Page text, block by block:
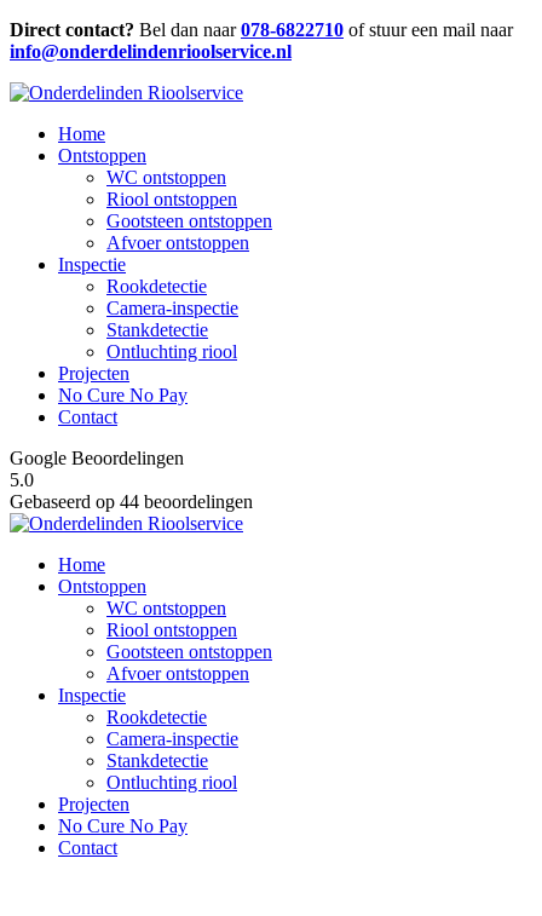
Direct contact? Bel dan naar078-6822710 of stuur een mail naar
info@onderdelindenrioolservice.nl
Home
Ontstoppen
WC ontstoppen
Riool ontstoppen
Gootsteen ontstoppen
Afvoer ontstoppen
Inspectie
Rookdetectie
Camera-inspectie
Stankdetectie
Ontluchting riool
Projecten
No Cure No Pay
Contact
Google Beoordelingen
5.0
Gebaseerd op 44 beoordelingen
Home
Ontstoppen
WC ontstoppen
Riool ontstoppen
Gootsteen ontstoppen
Afvoer ontstoppen
Inspectie
Rookdetectie
Camera-inspectie
Stankdetectie
Ontluchting riool
Projecten
No Cure No Pay
Contact